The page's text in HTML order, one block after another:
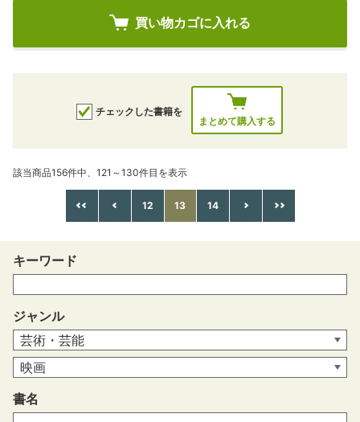
買い物カゴに入れる
チェックした書籍を
まとめて購入する
該当商品156件中、121～130件目を表示
12 13 14
キーワード
ジャンル
書名